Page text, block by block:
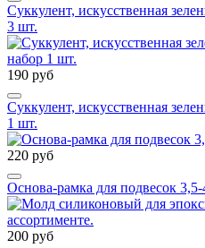
Суккулент, искусственная
3 шт.
190 руб
Суккулент, искусственная
1 шт.
220 руб
Основа-рамка для подвесок
200 руб